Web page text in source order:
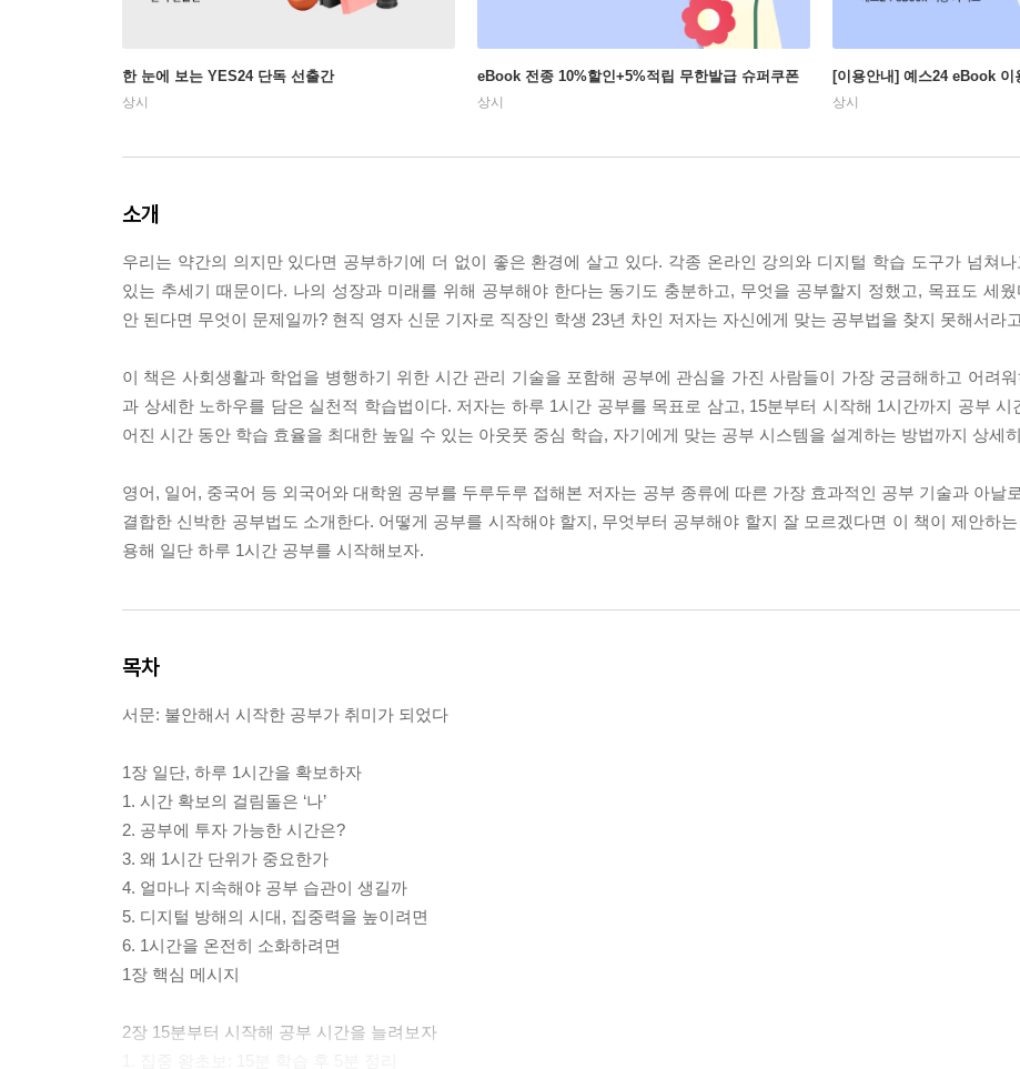
한 눈에 보는 YES24 단독 선출간
상시
eBook 전종 10%할인+5%적립 무한발급 슈퍼쿠폰
상시
[이용안내] 예스24 eBook 이
상시
소개
우리는 약간의 의지만 있다면 공부하기에 더 없이 좋은 환경에 살고 있다. 각종 온라인 강의와 디지털 학습 도구가 넘쳐
있는 추세기 때문이다. 나의 성장과 미래를 위해 공부해야 한다는 동기도 충분하고, 무엇을 공부할지 정했고, 목표도 세
안 된다면 무엇이 문제일까? 현직 영자 신문 기자로 직장인 학생 23년 차인 저자는 자신에게 맞는 공부법을 찾지 못해서라
이 책은 사회생활과 학업을 병행하기 위한 시간 관리 기술을 포함해 공부에 관심을 가진 사람들이 가장 궁금해하고 어려
과 상세한 노하우를 담은 실천적 학습법이다. 저자는 하루 1시간 공부를 목표로 삼고, 15분부터 시작해 1시간까지 공부 시
어진 시간 동안 학습 효율을 최대한 높일 수 있는 아웃풋 중심 학습, 자기에게 맞는 공부 시스템을 설계하는 방법까지 상세
영어, 일어, 중국어 등 외국어와 대학원 공부를 두루두루 접해본 저자는 공부 종류에 따른 가장 효과적인 공부 기술과 아날
결합한 신박한 공부법도 소개한다. 어떻게 공부를 시작해야 할지, 무엇부터 공부해야 할지 잘 모르겠다면 이 책이 제안하
용해 일단 하루 1시간 공부를 시작해보자.
목차
서문: 불안해서 시작한 공부가 취미가 되었다
1장 일단, 하루 1시간을 확보하자
1. 시간 확보의 걸림돌은 ‘나’
2. 공부에 투자 가능한 시간은?
3. 왜 1시간 단위가 중요한가
4. 얼마나 지속해야 공부 습관이 생길까
5. 디지털 방해의 시대, 집중력을 높이려면
6. 1시간을 온전히 소화하려면
1장 핵심 메시지
2장 15분부터 시작해 공부 시간을 늘려보자